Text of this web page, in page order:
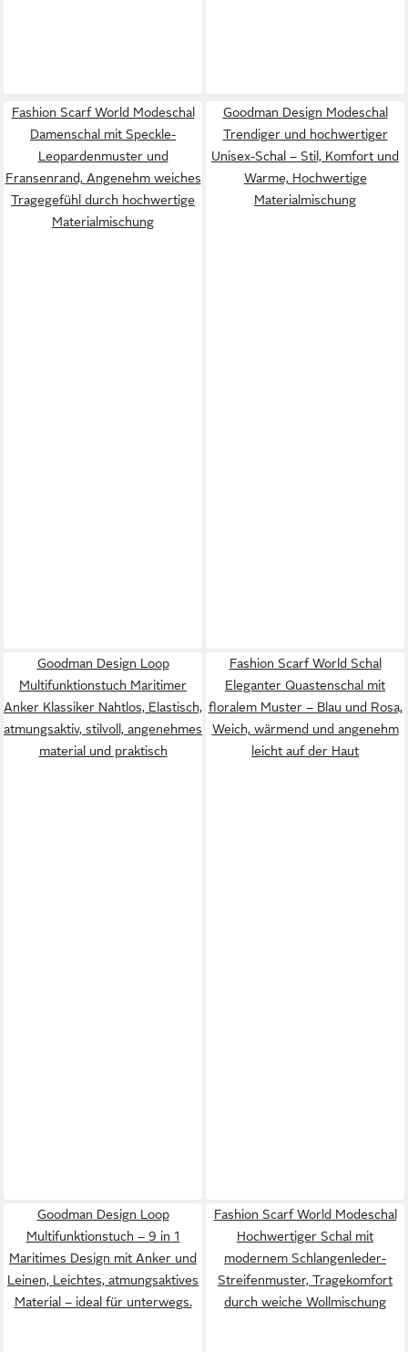
Fashion Scarf World Modeschal
Damenschal mit Speckle-
Leopardenmuster und
Fransenrand, Angenehm weiches
Tragegefühl durch hochwertige
Materialmischung
Goodman Design Modeschal
Trendiger und hochwertiger
Unisex-Schal – Stil, Komfort und
Warme, Hochwertige
Materialmischung
Goodman Design Loop
Multifunktionstuch Maritimer
Anker Klassiker Nahtlos, Elastisch,
atmungsaktiv, stilvoll, angenehmes
material und praktisch
Fashion Scarf World Schal
Eleganter Quastenschal mit
floralem Muster – Blau und Rosa,
Weich, wärmend und angenehm
leicht auf der Haut
Goodman Design Loop
Multifunktionstuch – 9 in 1
Maritimes Design mit Anker und
Leinen, Leichtes, atmungsaktives
Material – ideal für unterwegs.
Fashion Scarf World Modeschal
Hochwertiger Schal mit
modernem Schlangenleder-
Streifenmuster, Tragekomfort
durch weiche Wollmischung